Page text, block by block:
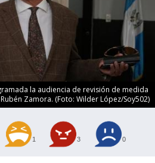
la audiencia de revisión de medida
Zamora. (Foto: Wilder López/Soy502)
1 3 0